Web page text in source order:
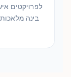
לפרויקטים
בינה